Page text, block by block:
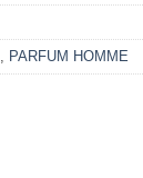
PARFUM HOMME